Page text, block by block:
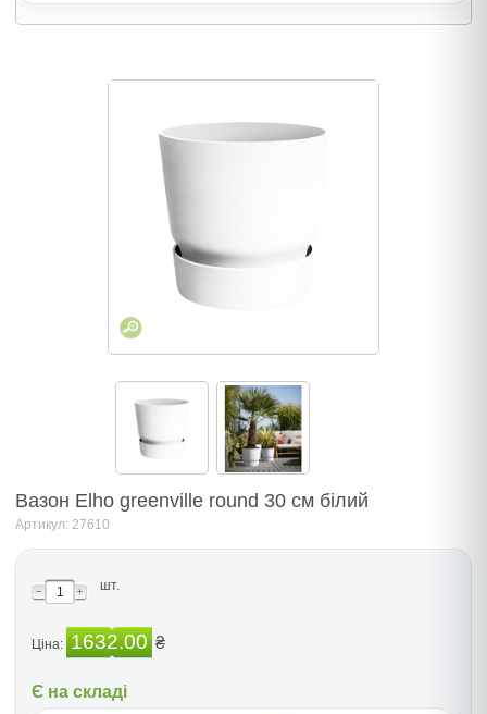
Вазон Elho greenville round 30 см білий
Артикул: 27610
шт.
Ціна: 1632.00 ₴
Є на складі